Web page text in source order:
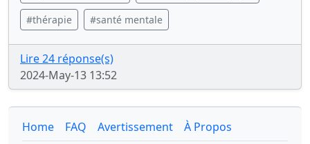
#thérapie #santé mentale
Lire 24 réponse(s)
2024-May-13 13:52
Home FAQ Avertissement
À Propos